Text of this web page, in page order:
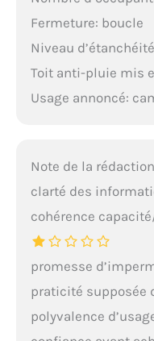
Fermeture: boucle
Niveau
Toit anti-pluie mis
Usage annoncé:
Note de la
clarté des
cohérence
promesse
praticité supposée
polyvalence